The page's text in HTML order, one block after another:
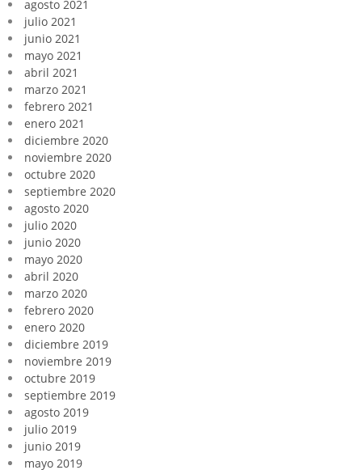
agosto 2021
julio 2021
junio 2021
mayo 2021
abril 2021
marzo 2021
febrero 2021
enero 2021
diciembre 2020
noviembre 2020
octubre 2020
septiembre 2020
agosto 2020
julio 2020
junio 2020
mayo 2020
abril 2020
marzo 2020
febrero 2020
enero 2020
diciembre 2019
noviembre 2019
octubre 2019
septiembre 2019
agosto 2019
julio 2019
junio 2019
mayo 2019